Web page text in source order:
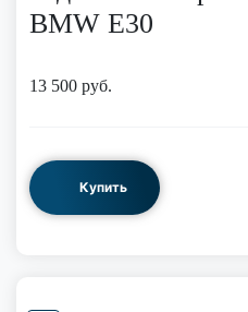
BMW E30
13 500 руб.
Купить